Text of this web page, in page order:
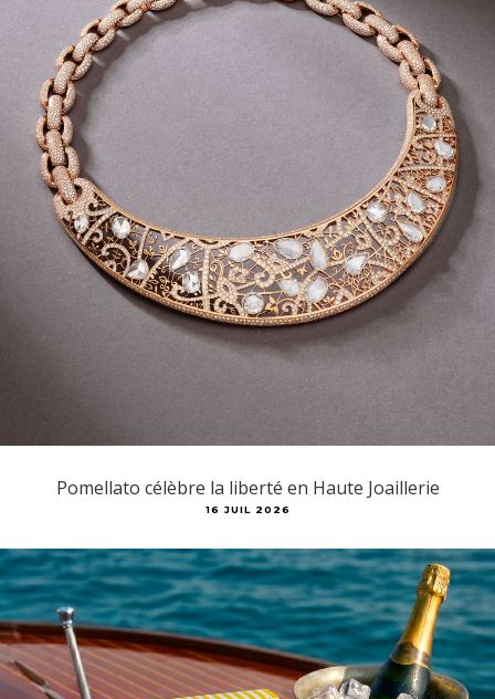
Pomellato célèbre la liberté en Haute Joaillerie
16 JUIL 2026